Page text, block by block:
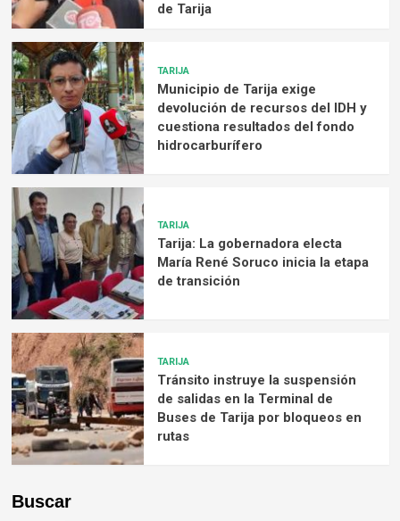
de Tarija
TARIJA
Municipio de Tarija exige
devolución de recursos del IDH y
cuestiona resultados del fondo
hidrocarburífero
TARIJA
Tarija: La gobernadora electa
María René Soruco inicia la etapa
de transición
TARIJA
Tránsito instruye la suspensión
de salidas en la Terminal de
Buses de Tarija por bloqueos en
rutas
Buscar